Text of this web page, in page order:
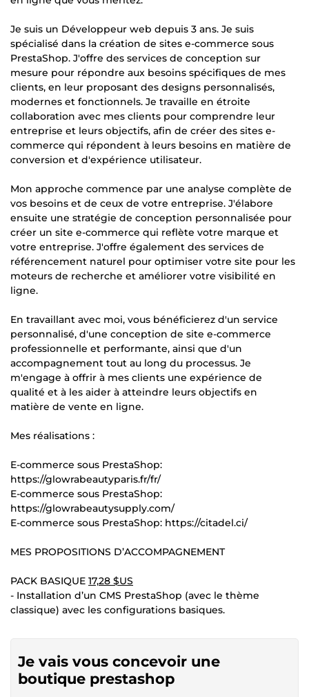
Je suis un Développeur web depuis 3 ans. Je suis
spécialisé dans la création de sites e-commerce sous
PrestaShop. J'offre des services de conception sur
mesure pour répondre aux besoins spécifiques de mes
clients, en leur proposant des designs personnalisés,
modernes et fonctionnels. Je travaille en étroite
collaboration avec mes clients pour comprendre leur
entreprise et leurs objectifs, afin de créer des sites e-
commerce qui répondent à leurs besoins en matière de
conversion et d'expérience utilisateur.
Mon approche commence par une analyse complète de
vos besoins et de ceux de votre entreprise. J'élabore
ensuite une stratégie de conception personnalisée pour
créer un site e-commerce qui reflète votre marque et
votre entreprise. J'offre également des services de
référencement naturel pour optimiser votre site pour les
moteurs de recherche et améliorer votre visibilité en
ligne.
En travaillant avec moi, vous bénéficierez d'un service
personnalisé, d'une conception de site e-commerce
professionnelle et performante, ainsi que d'un
accompagnement tout au long du processus. Je
m'engage à offrir à mes clients une expérience de
qualité et à les aider à atteindre leurs objectifs en
matière de vente en ligne.
Mes réalisations :
E-commerce sous PrestaShop:
https://glowrabeautyparis.fr/fr/
E-commerce sous PrestaShop:
https://glowrabeautysupply.com/
E-commerce sous PrestaShop: https://citadel.ci/
MES PROPOSITIONS D’ACCOMPAGNEMENT
PACK BASIQUE 17,28 $US
- Installation d’un CMS PrestaShop (avec le thème
classique) avec les configurations basiques.
Je vais vous concevoir une
boutique prestashop